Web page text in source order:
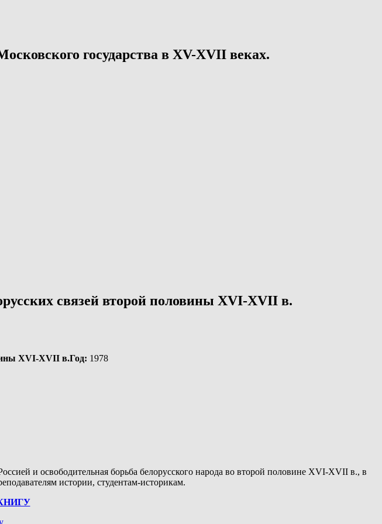
государства в XV-XVII веках.
связей второй половины XVI-XVII в.
Год: 1978
и освободительная борьба белорусского народа во второй половине XVI-XVII в., в
истории, студентам-историкам.